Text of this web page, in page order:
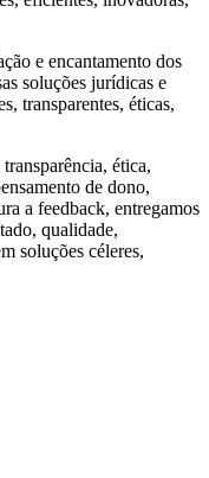
e encantamento dos
soluções jurídicas e
transparentes, éticas,
ética,
de dono,
a feedback, entregamos
qualidade,
soluções céleres,